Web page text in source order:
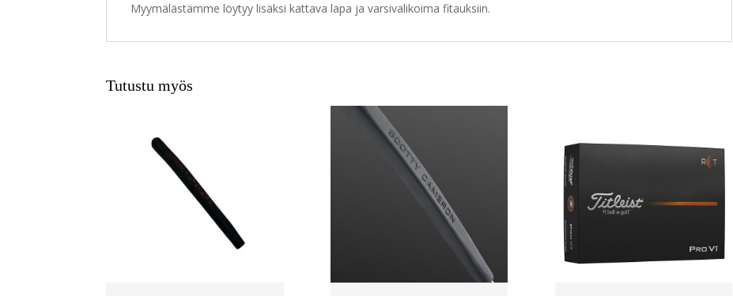
Myymälästämme löytyy lisäksi kattava lapa ja varsivalikoima fitauksiin.
Tutustu myös